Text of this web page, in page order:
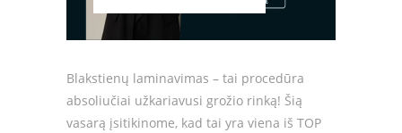
Blakstienų laminavimas – tai procedūra
absoliučiai užkariavusi grožio rinką! Šią
vasarą įsitikinome, kad tai yra viena iš TOP